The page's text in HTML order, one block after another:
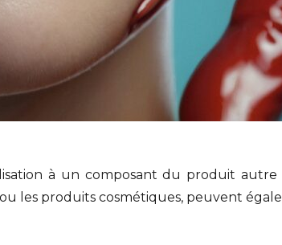
à un composant du produit
les produits cosmétiques, peuvent